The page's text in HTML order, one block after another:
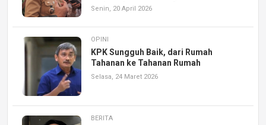
Senin, 20 April 2026
OPINI
KPK Sungguh Baik, dari Rumah
Tahanan ke Tahanan Rumah
Selasa, 24 Maret 2026
BERITA